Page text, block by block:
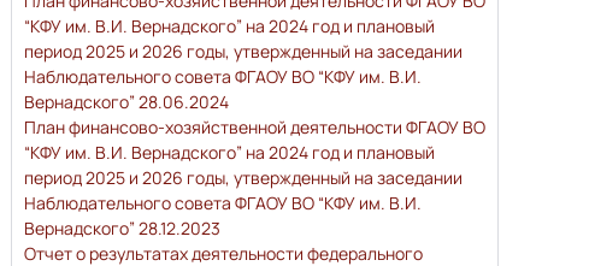
“КФУ им. В.И. Вернадского” на 2024 год и плановый
период 2025 и 2026 годы, утвержденный на заседании
Наблюдательного совета ФГАОУ ВО “КФУ им. В.И.
Вернадского” 28.06.2024
План финансово-хозяйственной деятельности ФГАОУ ВО
“КФУ им. В.И. Вернадского” на 2024 год и плановый
период 2025 и 2026 годы, утвержденный на заседании
Наблюдательного совета ФГАОУ ВО “КФУ им. В.И.
Вернадского” 28.12.2023
Отчет о результатах деятельности федерального